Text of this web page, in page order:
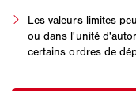
Les valeurs limites
ou dans l'unité
certains ordres de